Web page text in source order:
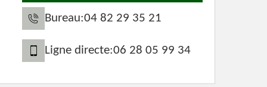
Bureau:04 82 29 35 21
Ligne directe:06 28 05 99 34